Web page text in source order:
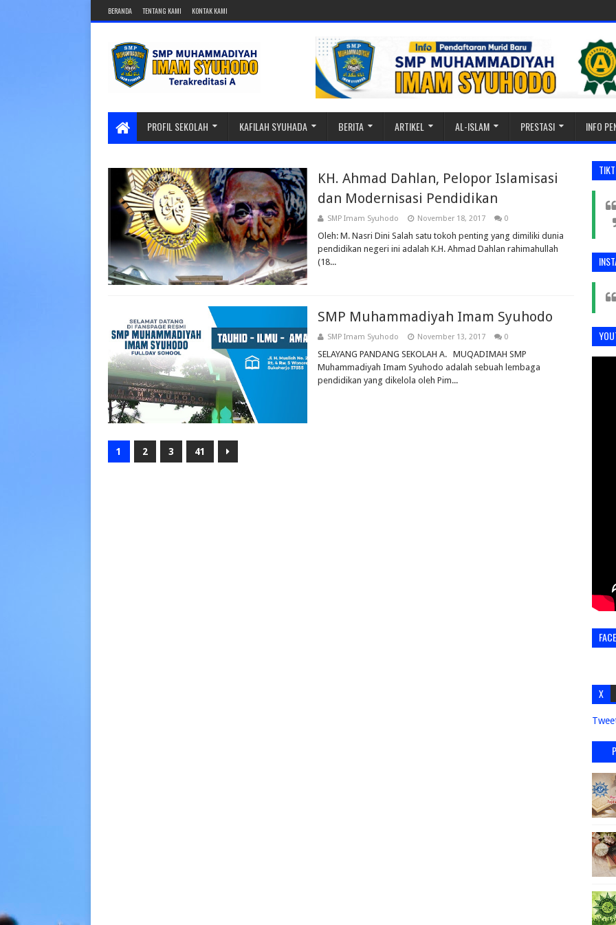
BERANDA TENTANG KAMI KONTAK KAMI
PROFIL SEKOLAH KAFILAH SYUHADA BERITA ARTIKEL AL-ISLAM PRESTASI INFO
KH. Ahmad Dahlan, Pelopor Islamisasi
dan Modernisasi Pendidikan
SMP Imam Syuhodo November 18, 2017 0
Oleh: M. Nasri Dini Salah satu tokoh penting yang dimiliki dunia
pendidikan negeri ini adalah K.H. Ahmad Dahlan rahimahullah
(18...
SMP Muhammadiyah Imam Syuhodo
SMP Imam Syuhodo November 13, 2017 0
SELAYANG PANDANG SEKOLAH A. MUQADIMAH SMP
Muhammadiyah Imam Syuhodo adalah sebuah lembaga
pendidikan yang dikelola oleh Pim...
1 2 3 41
X